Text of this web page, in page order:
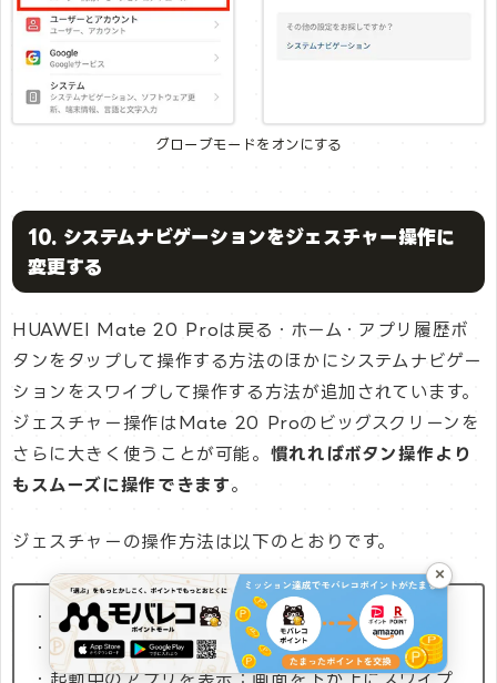
グローブモードをオンにする
10. システムナビゲーションをジェスチャー操作に
変更する
HUAWEI Mate 20 Proは戻る・ホーム・アプリ履歴ボ
タンをタップして操作する方法のほかにシステムナビゲー
ションをスワイプして操作する方法が追加されています。
ジェスチャー操作はMate 20 Proのビッグスクリーンを
さらに大きく使うことが可能。 慣れればボタン操作より
もスムーズに操作できます。
ジェスチャーの操作方法は以下のとおりです。
・戻る：左右の端から中央に向かってスワイプ
・ホームに戻る：画面を下から上にスワイプ
×